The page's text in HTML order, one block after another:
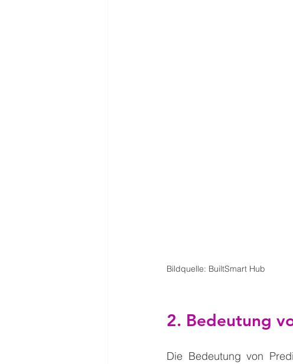
Bildquelle: BuiltSmart Hub
2. Bedeutung
Die Bedeutung von